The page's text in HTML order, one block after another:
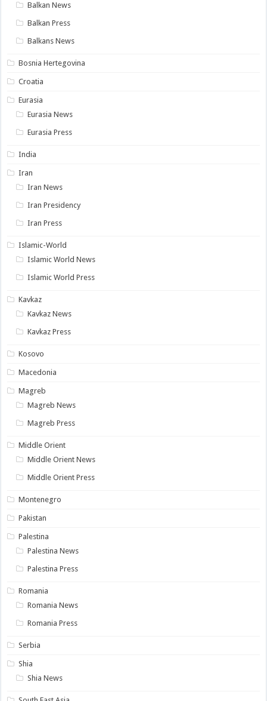
Balkan News
Balkan Press
Balkans News
Bosnia Hertegovina
Croatia
Eurasia
Eurasia News
Eurasia Press
India
Iran
Iran News
Iran Presidency
Iran Press
Islamic-World
Islamic World News
Islamic World Press
Kavkaz
Kavkaz News
Kavkaz Press
Kosovo
Macedonia
Magreb
Magreb News
Magreb Press
Middle Orient
Middle Orient News
Middle Orient Press
Montenegro
Pakistan
Palestina
Palestina News
Palestina Press
Romania
Romania News
Romania Press
Serbia
Shia
Shia News